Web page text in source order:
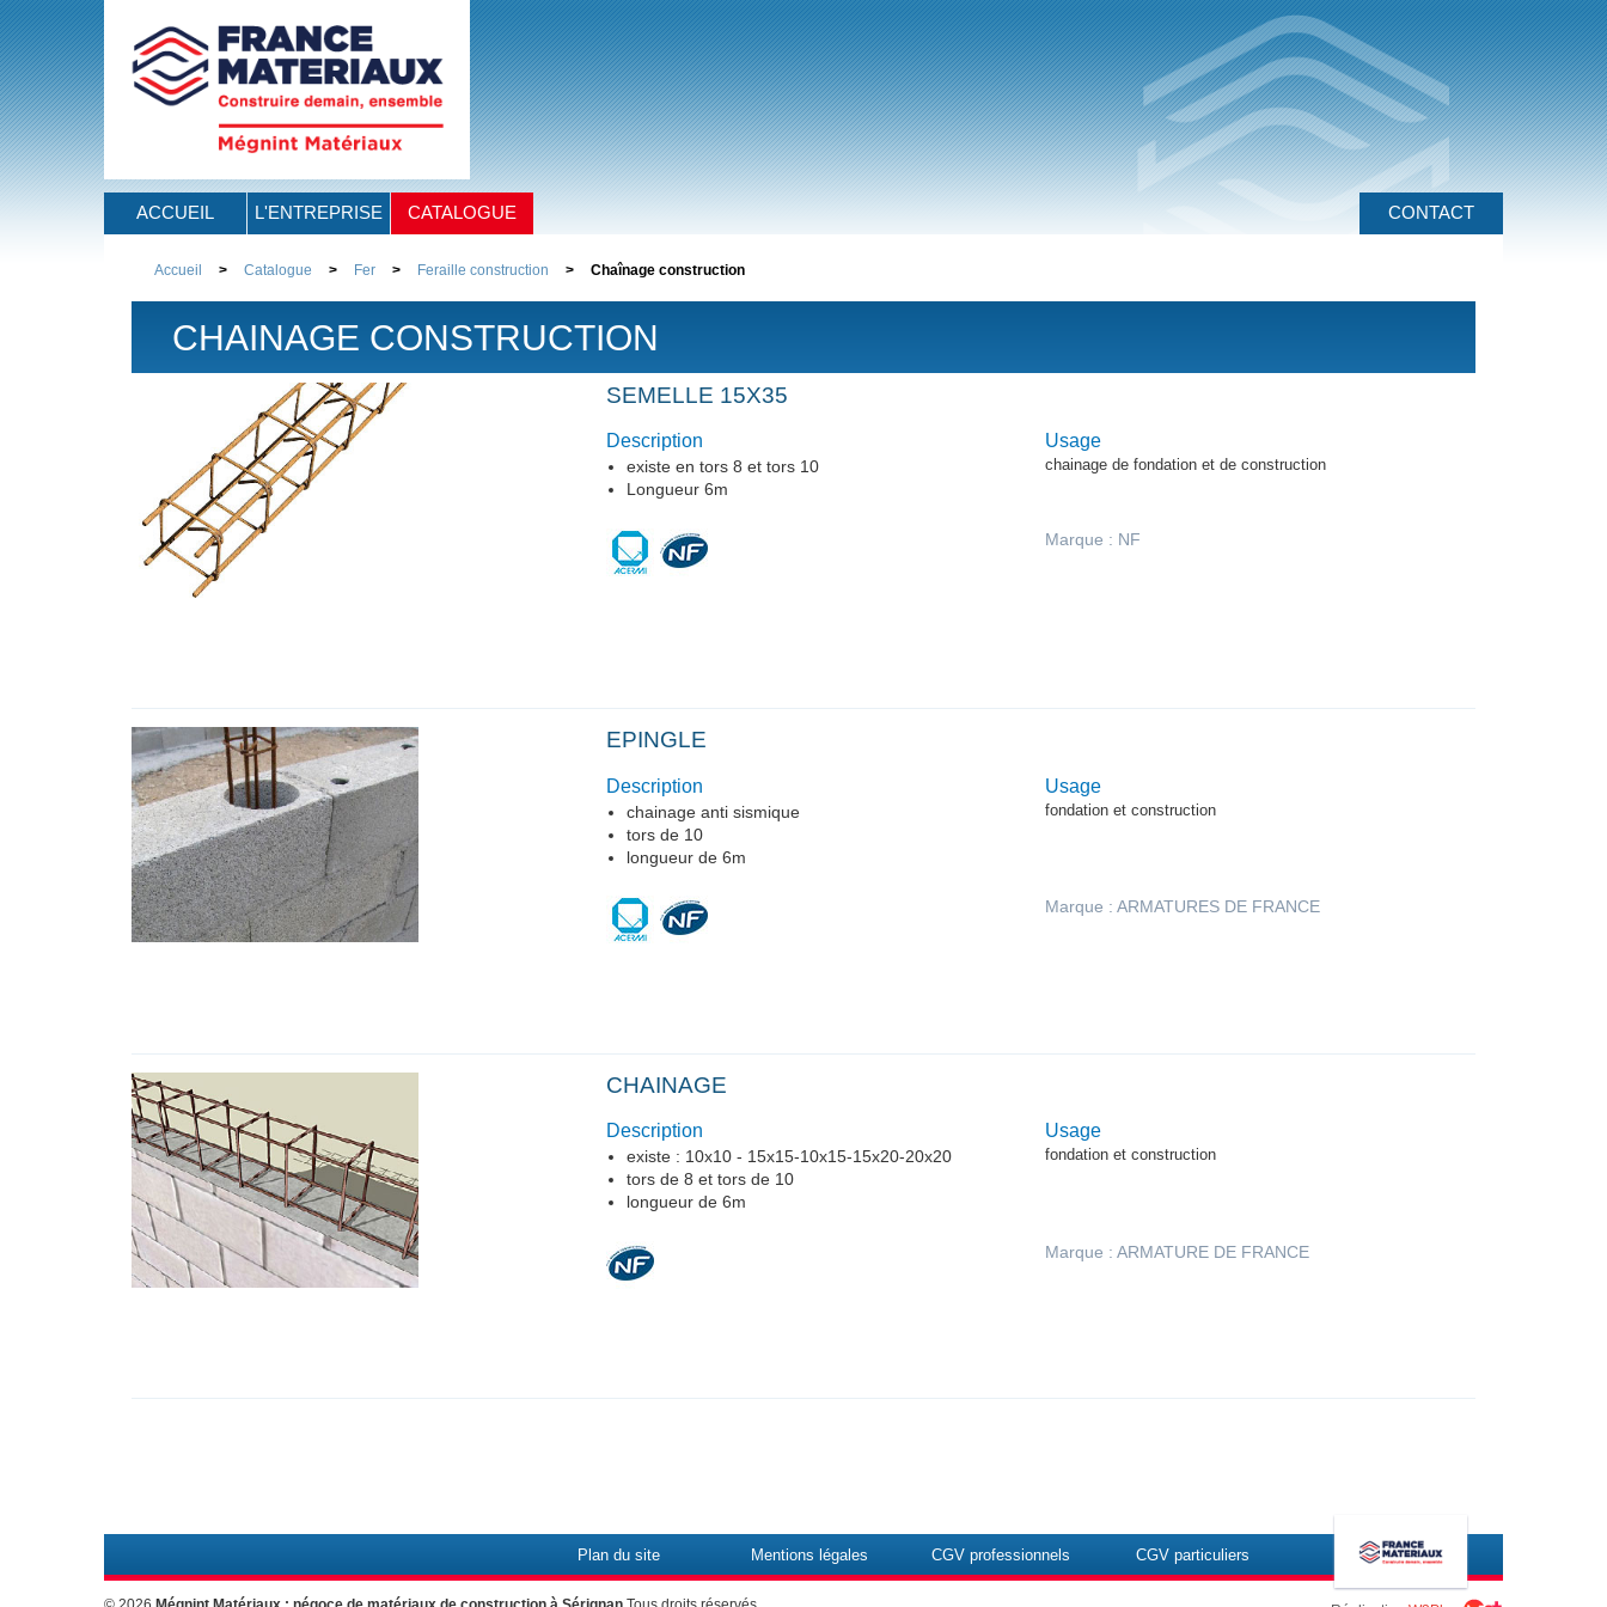
ACCUEIL L'ENTREPRISE CATALOGUE CONTACT
Accueil > Catalogue > Fer > Feraille construction > Chaînage construction
CHAINAGE CONSTRUCTION
SEMELLE 15X35
Description
existe en tors 8 et tors 10
Longueur 6m
Usage
chainage de fondation et de construction
Marque : NF
EPINGLE
Description
chainage anti sismique
tors de 10
longueur de 6m
Usage
fondation et construction
Marque : ARMATURES DE FRANCE
CHAINAGE
Description
existe : 10x10 - 15x15-10x15-15x20-20x20
tors de 8 et tors de 10
longueur de 6m
Usage
fondation et construction
Marque : ARMATURE DE FRANCE
Plan du site Mentions légales CGV professionnels CGV particuliers